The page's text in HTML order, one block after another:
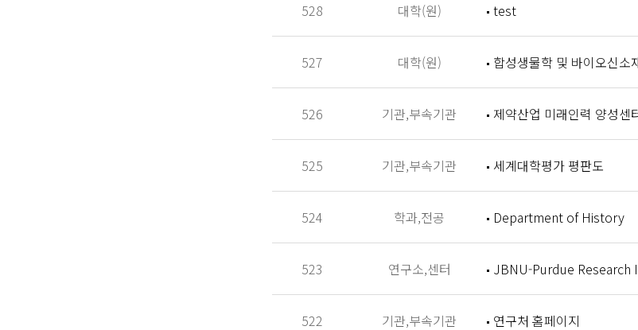
528 대학(원) test
527 대학(원) 합성생물학 및 바이오신
526 기관,부속기관 제약산업 미래인력 양성센
525 기관,부속기관 세계대학평가 평판도
524 학과,전공 Department of History
523 연구소,센터 JBNU-Purdue Research
522 기관,부속기관 연구처 홈페이지